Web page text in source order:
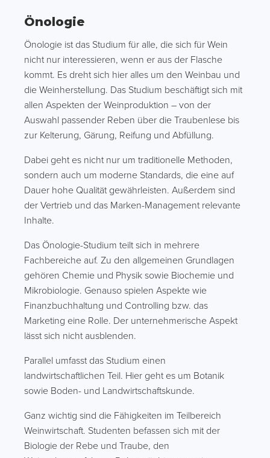
Önologie
Önologie ist das Studium für alle, die sich für Wein
nicht nur interessieren, wenn er aus der Flasche
kommt. Es dreht sich hier alles um den Weinbau und
die Weinherstellung. Das Studium beschäftigt sich mit
allen Aspekten der Weinproduktion – von der
Auswahl passender Reben über die Traubenlese bis
zur Kelterung, Gärung, Reifung und Abfüllung.
Dabei geht es nicht nur um traditionelle Methoden,
sondern auch um moderne Standards, die eine auf
Dauer hohe Qualität gewährleisten. Außerdem sind
der Vertrieb und das Marken-Management relevante
Inhalte.
Das Önologie-Studium teilt sich in mehrere
Fachbereiche auf. Zu den allgemeinen Grundlagen
gehören Chemie und Physik sowie Biochemie und
Mikrobiologie. Genauso spielen Aspekte wie
Finanzbuchhaltung und Controlling bzw. das
Marketing eine Rolle. Der unternehmerische Aspekt
lässt sich nicht ausblenden.
Parallel umfasst das Studium einen
landwirtschaftlichen Teil. Hier geht es um Botanik
sowie Boden- und Landwirtschaftskunde.
Ganz wichtig sind die Fähigkeiten im Teilbereich
Weinwirtschaft. Studenten befassen sich mit der
Biologie der Rebe und Traube, den